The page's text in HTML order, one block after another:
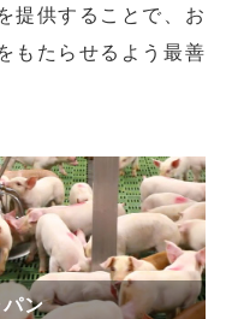
提供することで、お
もたらせるよう最善
ン